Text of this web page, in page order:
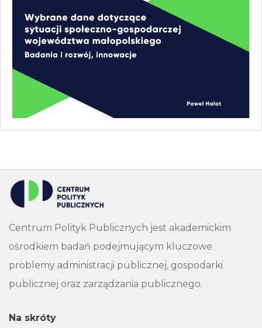
Centrum Polityk Publicznych jest akademickim
ośrodkiem badań podejmującym kluczowe
problemy administracji publicznej, gospodarki
publicznej oraz zarządzania publicznego.
Na skróty